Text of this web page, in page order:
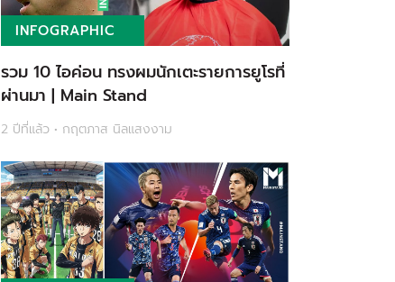
INFOGRAPHIC
รวม 10 ไอค่อน ทรงผมนักเตะรายการยูโรที่
ผ่านมา | Main Stand
2 ปีที่แล้ว • กฤตภาส นิลแสงงาม